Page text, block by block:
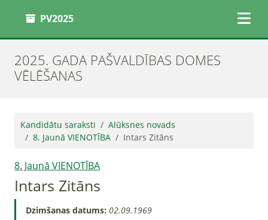
PV2025
2025. GADA PAŠVALDĪBAS DOMES
VĒLĒŠANAS
Kandidātu saraksti
Alūksnes novads
8. Jaunā VIENOTĪBA
Intars Zitāns
8. Jaunā VIENOTĪBA
Intars Zitāns
Dzimšanas datums: 02.09.1969